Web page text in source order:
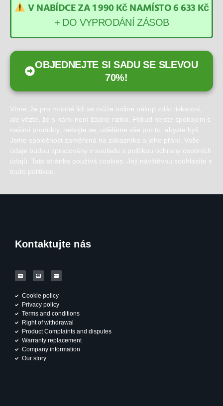
V NABÍDCE ZA 1 990 KčNAMÍSTO 6 633 Kč
+ DO VYPRODÁNÍ ZÁSOB
OBJEDNEJTE SI SADU SE SLEVOU
70%!
Víme, že pro mnohé lidi se může online nákup zdát riskantní,
ale vězte, že s námi není žádné riziko. Pokud nejste spokojeni s
našimi produkty, nebojte se, uděláme vše pro to, abyste byli.
Jsme společnost zaměřená na zákazníka a jeho přání. Vaše
údaje budou zpracovány v souladu s politikou ochrany osobních
údajů. Tato stránka používá cookies. Její návštěvou souhlasíte s
touto politikou.
Kontaktujte nás
Cookie policy
Privacy policy
Terms and conditions
Right of withdrawal
Product Complaints and disputes
Warranty replacement
Company information
Our story